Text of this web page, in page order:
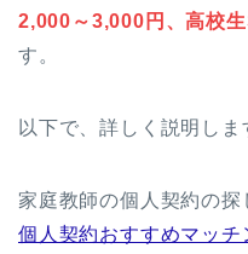
2,000～3,000円、高校
す。
以下で、詳しく説明しま
家庭教師の個人契約の
個人契約おすすめマッチ